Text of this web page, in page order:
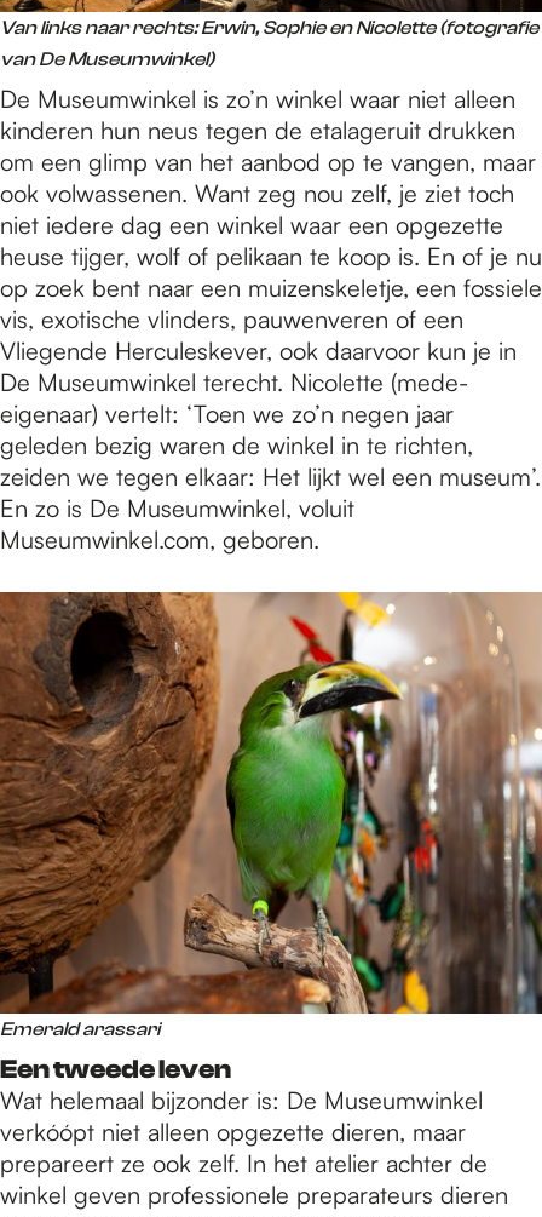
Van links naar rechts: Erwin, Sophie en Nicolette (fotografie
van De Museumwinkel)
De Museumwinkel is zo’n winkel waar niet alleen
kinderen hun neus tegen de etalageruit drukken
om een glimp van het aanbod op te vangen, maar
ook volwassenen. Want zeg nou zelf, je ziet toch
niet iedere dag een winkel waar een opgezette
heuse tijger, wolf of pelikaan te koop is. En of je nu
op zoek bent naar een muizenskeletje, een fossiele
vis, exotische vlinders, pauwenveren of een
Vliegende Herculeskever, ook daarvoor kun je in
De Museumwinkel terecht. Nicolette (mede-
eigenaar) vertelt: ‘Toen we zo’n negen jaar
geleden bezig waren de winkel in te richten,
zeiden we tegen elkaar: Het lijkt wel een museum’.
En zo is De Museumwinkel, voluit
Museumwinkel.com, geboren.
Emerald arassari
Een tweede leven
Wat helemaal bijzonder is: De Museumwinkel
verkóópt niet alleen opgezette dieren, maar
prepareert ze ook zelf. In het atelier achter de
winkel geven professionele preparateurs dieren